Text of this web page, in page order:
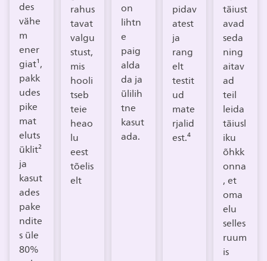
des
vähe
m
ener
giat¹,
pakk
udes
pike
mat
eluts
üklit²
ja
kasut
ades
pake
ndite
s üle
80%
rahus
tavat
valgu
stust,
mis
hooli
tseb
teie
heao
lu
eest
tõelis
elt
on
lihtn
e
paig
alda
da ja
ülilih
tne
kasut
ada.
pidav
atest
ja
rang
elt
testit
ud
mate
rjalid
est.⁴
täiust
avad
seda
ning
aitav
ad
teil
leida
täiusl
iku
õhkk
onna
, et
oma
elu
selles
ruum
is